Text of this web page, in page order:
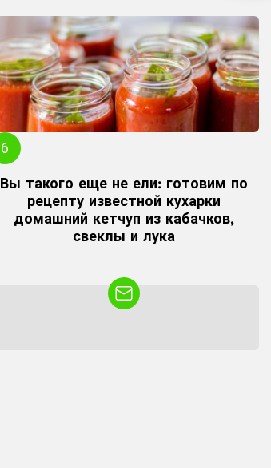
Вы такого еще не ели: готовим по
рецепту известной кухарки
домашний кетчуп из кабачков,
свеклы и лука